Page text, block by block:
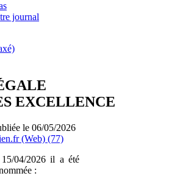
journal
EXCELLENCE
le 06/05/2026
(Web) (77)
04/2026 il a été
: